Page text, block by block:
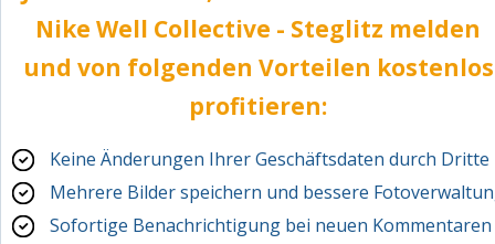
Nike Well Collective - Steglitz melden
und von folgenden Vorteilen kostenlos
profitieren:
Keine Änderungen Ihrer Geschäftsdaten durch Dritte
Mehrere Bilder speichern und bessere
Sofortige Benachrichtigung bei neuen Kommentaren